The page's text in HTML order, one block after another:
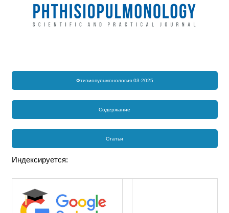
Фтизиопульмонология 03-2025
Содержание
Статьи
Индексируется: